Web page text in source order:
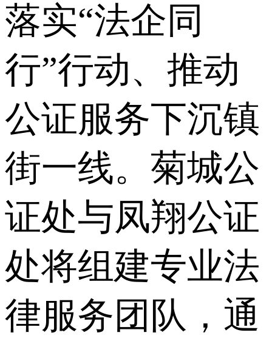
落实“法企同
行”行动、推动
公证服务下沉镇
街一线。菊城公
证处与凤翔公证
处将组建专业法
律服务团队，通